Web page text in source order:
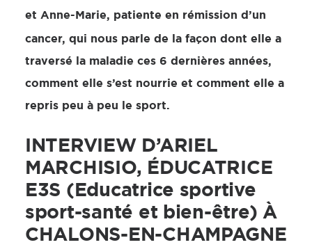
et Anne-Marie, patiente en rémission d’un
cancer, qui nous parle de la façon dont elle a
traversé la maladie ces 6 dernières années,
comment elle s’est nourrie et comment elle a
repris peu à peu le sport.
INTERVIEW D’ARIEL
MARCHISIO, ÉDUCATRICE
E3S (Educatrice sportive
sport-santé et bien-être) À
CHALONS-EN-CHAMPAGNE